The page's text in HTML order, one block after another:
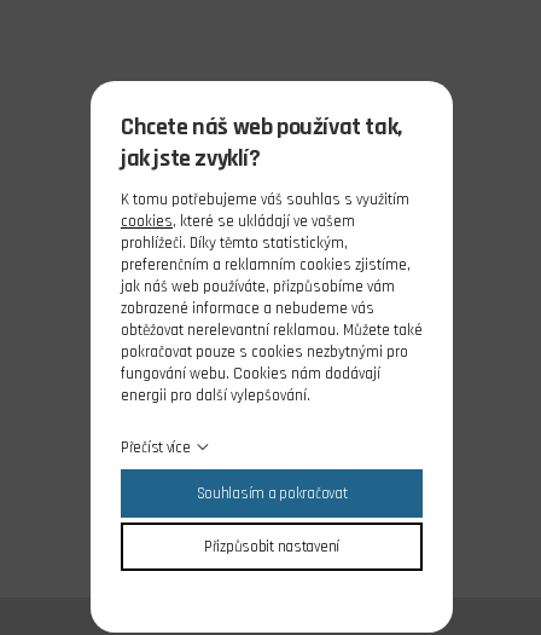
Chcete náš web používat tak,
jak jste zvyklí?
K tomu potřebujeme váš souhlas s využitím
cookies, které se ukládají ve vašem
prohlížeči. Díky těmto statistickým,
preferenčním a reklamním cookies zjistíme,
jak náš web používáte, přizpůsobíme vám
zobrazené informace a nebudeme vás
obtěžovat nerelevantní reklamou. Můžete také
pokračovat pouze s cookies nezbytnými pro
fungování webu. Cookies nám dodávají
energii pro další vylepšování.
Přečíst více
Souhlasím a pokračovat
Přizpůsobit nastavení